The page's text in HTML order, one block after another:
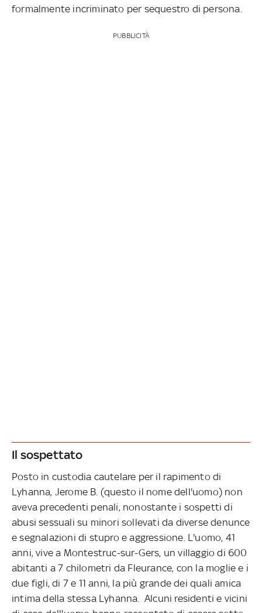
formalmente incriminato per sequestro di persona.
PUBBLICITÀ
Il sospettato
Posto in custodia cautelare per il rapimento di
Lyhanna, Jerome B. (questo il nome dell'uomo) non
aveva precedenti penali, nonostante i sospetti di
abusi sessuali su minori sollevati da diverse denunce
e segnalazioni di stupro e aggressione. L'uomo, 41
anni, vive a Montestruc-sur-Gers, un villaggio di 600
abitanti a 7 chilometri da Fleurance, con la moglie e i
due figli, di 7 e 11 anni, la più grande dei quali amica
intima della stessa Lyhanna. Alcuni residenti e vicini